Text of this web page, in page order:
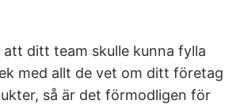
att ditt team skulle kunna fylla
med allt de vet om ditt företag
så är det förmodligen för